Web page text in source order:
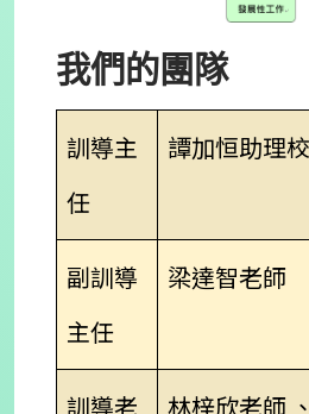
我們的團隊
訓導主
任
譚加恒助理
副訓導
主任
梁達智老師
訓導老
林梓欣老師